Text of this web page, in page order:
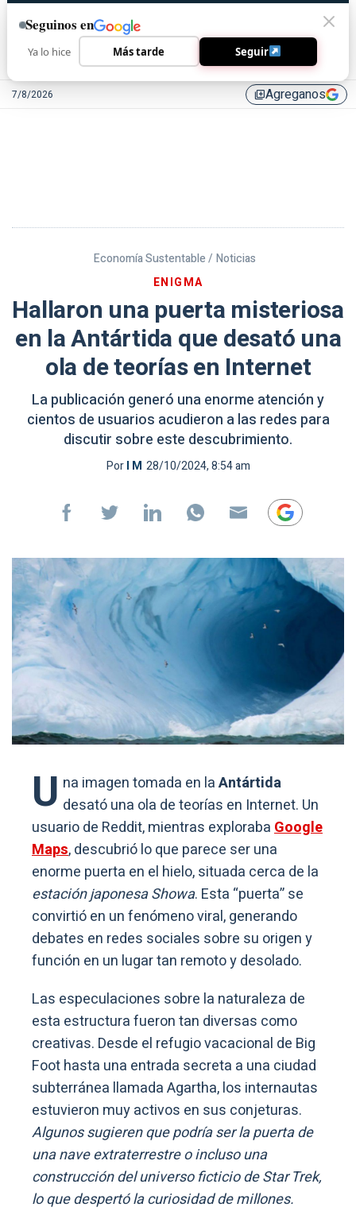
7/8/2026 library_addAgreganos
Economía Sustentable / Noticias
ENIGMA
Hallaron una puerta misteriosa
en la Antártida que desató una
ola de teorías en Internet
La publicación generó una enorme atención y
cientos de usuarios acudieron a las redes para
discutir sobre este descubrimiento.
PorI M 28/10/2024, 8:54 am
U na imagen tomada en laAntártida
desató una ola de teorías en Internet. Un
usuario de Reddit, mientras explorabaGoogle
Maps, descubrió lo que parece ser una
enorme puerta en el hielo, situada cerca de la
estación japonesa Showa. Esta “puerta” se
convirtió en un fenómeno viral, generando
debates en redes sociales sobre su origen y
función en un lugar tan remoto y desolado.
Las especulaciones sobre la naturaleza de
esta estructura fueron tan diversas como
creativas. Desde el refugio vacacional de Big
Foot hasta una entrada secreta a una ciudad
subterránea llamada Agartha, los internautas
estuvieron muy activos en sus conjeturas.
Algunos sugieren que podría ser la puerta de
una nave extraterrestre o incluso una
construcción del universo ficticio de Star Trek,
lo que despertó la curiosidad de millones.
Seguinos en
Ya lo hice Más tarde Seguir